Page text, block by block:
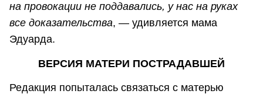
на провокации не поддавались, у нас на руках
все доказательства, — удивляется мама
Эдуарда.
ВЕРСИЯ МАТЕРИ ПОСТРАДАВШЕЙ
Редакция попыталась связаться с матерью